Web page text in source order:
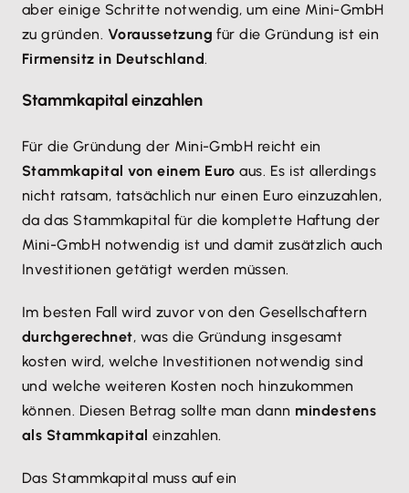
aber einige Schritte notwendig, um eine Mini-GmbH
zu gründen. Voraussetzung für die Gründung ist ein
Firmensitz in Deutschland.
Stammkapital einzahlen
Für die Gründung der Mini-GmbH reicht ein
Stammkapital von einem Euro aus. Es ist allerdings
nicht ratsam, tatsächlich nur einen Euro einzuzahlen,
da das Stammkapital für die komplette Haftung der
Mini-GmbH notwendig ist und damit zusätzlich auch
Investitionen getätigt werden müssen.
Im besten Fall wird zuvor von den Gesellschaftern
durchgerechnet, was die Gründung insgesamt
kosten wird, welche Investitionen notwendig sind
und welche weiteren Kosten noch hinzukommen
können. Diesen Betrag sollte man dann mindestens
als Stammkapital einzahlen.
Das Stammkapital muss auf ein